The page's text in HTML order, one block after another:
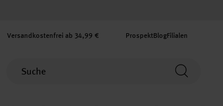
Versandkostenfrei ab 34,99 € ProspektBlogFilialen